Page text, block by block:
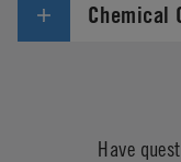
Chemical
Have